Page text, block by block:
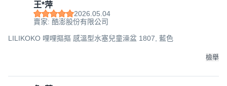
王*萍
2026.05.04
賣家: 酷澎股份有限公司
LILIKOKO 哩哩摳摳 感溫型水塞兒童澡盆 1807, 藍色
檢舉